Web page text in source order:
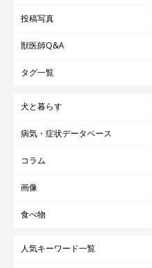
投稿写真
獣医師Q&A
タグ一覧
犬と暮らす
病気・症状データベース
コラム
画像
食べ物
人気キーワード一覧